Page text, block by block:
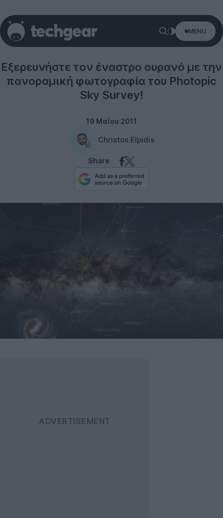
MENU
Εξερευνήστε τον έναστρο ουρανό με την
πανοραμική φωτογραφία του Photopic
Sky Survey!
19 Μαΐου 2011
Christos Elpidis
Share